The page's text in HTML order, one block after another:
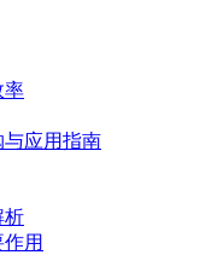
率
应用指南
析
用